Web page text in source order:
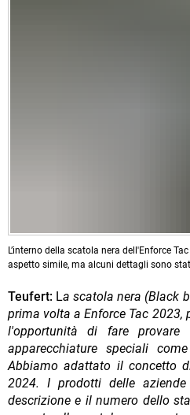
L’interno della scatola nera dell'Enforce
aspetto simile, ma alcuni dettagli sono
Teufert: La scatola nera (Black
prima volta a Enforce Tac
l'opportunità di fare
apparecchiature speciali
Abbiamo adattato il concetto
2024. I prodotti delle
descrizione e il numero dello